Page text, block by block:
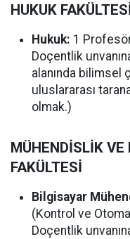
HUKUK
Hukuk: 1
Doçentlik
alanında bilimsel
uluslararası
olmak.)
MÜHENDİSLİK VE
FAKÜLTESİ
Bilgisayar
(Kontrol ve
Doçentlik